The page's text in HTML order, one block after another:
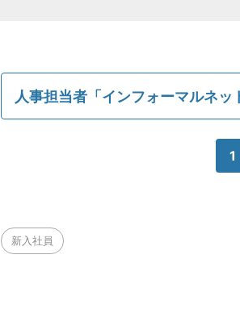
人事担当者「インフォーマルネッ
1
新入社員